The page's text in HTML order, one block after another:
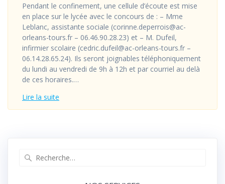
Pendant le confinement, une cellule d’écoute est mise
en place sur le lycée avec le concours de : – Mme
Leblanc, assistante sociale (corinne.deperrois@ac-
orleans-tours.fr – 06.46.90.28.23) et – M. Dufeil,
infirmier scolaire (cedric.dufeil@ac-orleans-tours.fr –
06.14.28.65.24). Ils seront joignables téléphoniquement
du lundi au vendredi de 9h à 12h et par courriel au delà
de ces horaires.…
Lire la suite